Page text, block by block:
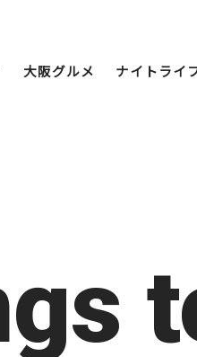
大阪グルメ
ナイトライ